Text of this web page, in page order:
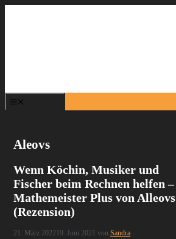
Aleovs
Wenn Köchin, Musiker und
Fischer beim Rechnen helfen –
Mathemeister Plus von Alleovs
(Rezension)
21. März 202219. Juni 2021 vonSandra